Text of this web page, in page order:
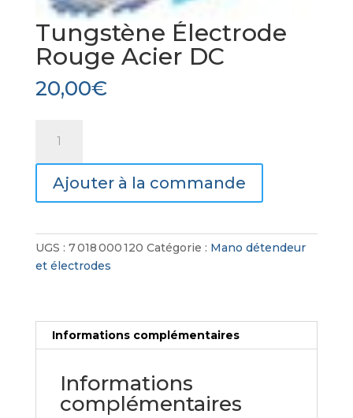
Tungstène Électrode
Rouge Acier DC
20,00€
Tungstène
Électrode
Rouge
DC
Ajouter à la commande
UGS : 7 018 000 120 Catégorie : Mano détendeur
et électrodes
Informations complémentaires
Informations
complémentaires